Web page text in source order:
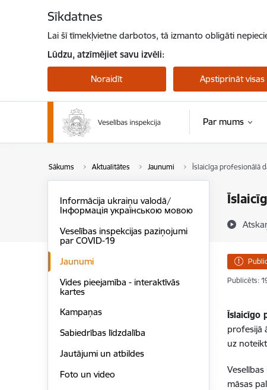
Sīkdatnes
Lai šī tīmekļvietne darbotos, tā izmanto obligāti
Lūdzu, atzīmējiet savu izvēli:
Noraidīt Apstiprināt visas
Par mums
Sākums Aktualitātes Jaunumi Īslaicīga profesionālā
Informācija ukraiņu valodā/
Інформація українською мовою
Veselības inspekcijas paziņojumi
par COVID-19
Jaunumi
Vides pieejamība - interaktīvās
kartes
Kampaņas
Sabiedrības līdzdalība
Jautājumi un atbildes
Foto un video
Publicēts:
Īslaicīgo
profesijā
uz
māsas